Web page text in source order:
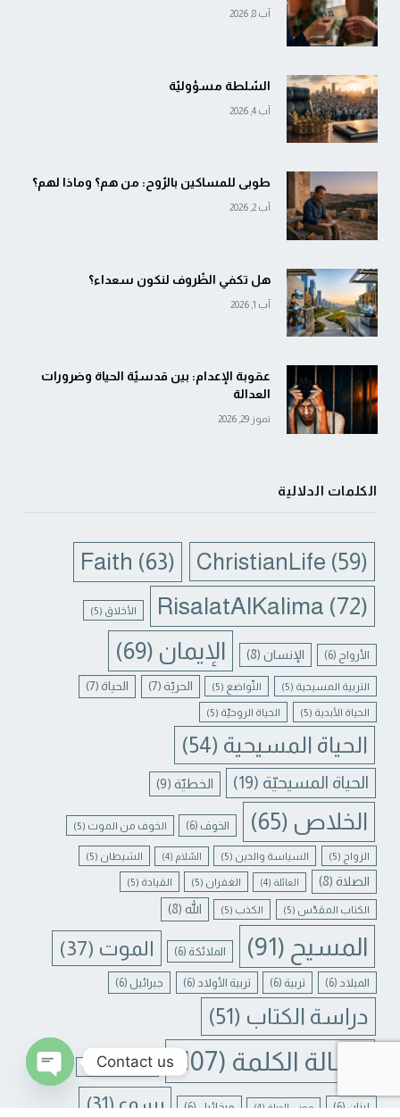
آب 8, 2026
السّلطة مسؤوليّة
آب 4, 2026
طوبى للمساكين بالرّوح: من هم؟ وماذا لهم؟
آب 2, 2026
هل تكفي الظّروف لنكون سعداء؟
آب 1, 2026
عقوبة الإعدام: بين قدسيّة الحياة وضرورات
العدالة
تموز 29, 2026
الكلمات الدلالية
ChristianLife (59)
Faith (63)
RisalatAlKalima (72) الأخلاق (5)
الأرواح (6) الإنسان(8) الإيمان (69)
التربية المسيحية (5) التّواضع (5) الحريّة (7) الحياة (7)
الحياة الأبدية (5) الحياة الروحيّة (5)
الحياة المسيحية (54)
الحياة المسيحيّة (19) الخطيّة (9)
الخلاص (65) الخوف (6) الخوف من الموت (5)
الزواج (5) السياسة والدين (5) السّلام (4) الشيطان (5)
الصلاة (8) العائلة (4) الغفران (5) القيادة (5)
الكتاب المقدّس (5) الكذب (5) الله (8)
المسيح (91) الملائكة (6) الموت (37)
الميلاد (6) تربية (6) تربية الأولاد (6) جبرائيل (6)
دراسة الكتاب (51)
رسالة الكلمة (107) غفران الخطايا
لبنان (6) معنى الحياة (4) ميخائيل (6) يسوع (31)
Contact us